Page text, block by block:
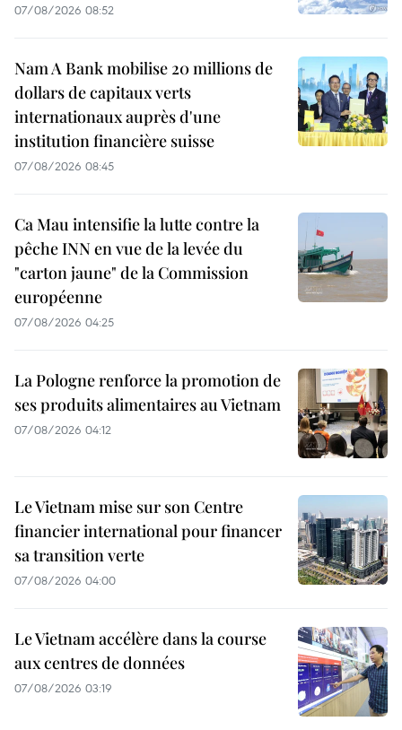
07/08/2026 08:52
Nam A Bank mobilise 20 millions de
dollars de capitaux verts
internationaux auprès d'une
institution financière suisse
07/08/2026 08:45
Ca Mau intensifie la lutte contre la
pêche INN en vue de la levée du
"carton jaune" de la Commission
européenne
07/08/2026 04:25
La Pologne renforce la promotion de
ses produits alimentaires au Vietnam
07/08/2026 04:12
Le Vietnam mise sur son Centre
financier international pour financer
sa transition verte
07/08/2026 04:00
Le Vietnam accélère dans la course
aux centres de données
07/08/2026 03:19